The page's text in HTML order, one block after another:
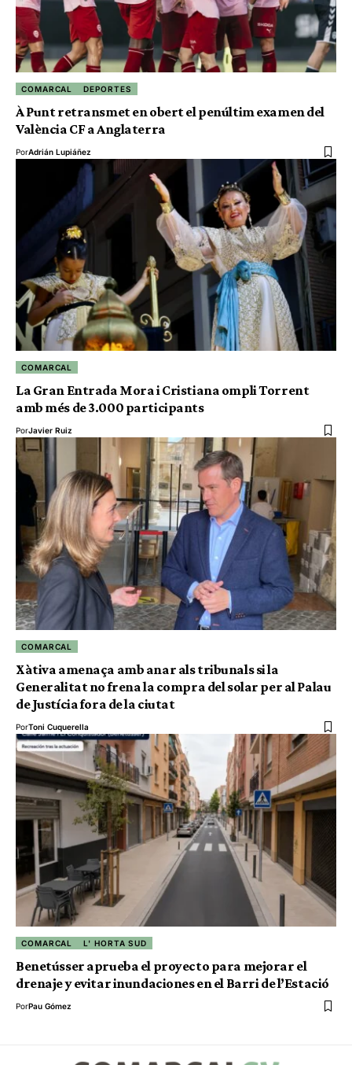
COMARCAL DEPORTES
À Punt retransmet en obert el penúltim examen del
València CF a Anglaterra
PorAdrián Lupiáñez
COMARCAL
La Gran Entrada Mora i Cristiana ompli Torrent
amb més de 3.000 participants
PorJavier Ruiz
COMARCAL
Xàtiva amenaça amb anar als tribunals si la
Generalitat no frena la compra del solar per al Palau
de Justícia fora de la ciutat
PorToni Cuquerella
COMARCAL L' HORTA SUD
Benetússer aprueba el proyecto para mejorar el
drenaje y evitar inundaciones en el Barri de l’Estació
PorPau Gómez